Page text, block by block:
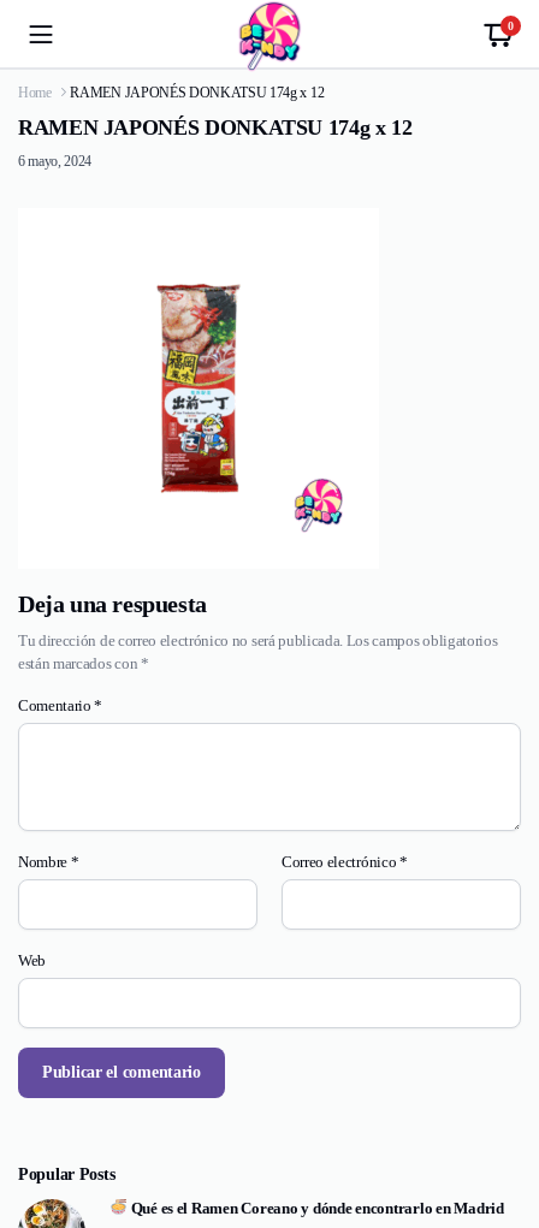
0
Home RAMEN JAPONÉS DONKATSU 174g x 12
RAMEN JAPONÉS DONKATSU 174g x 12
6 mayo, 2024
Deja una respuesta
Tu dirección de correo electrónico no será publicada. Los campos obligatorios
están marcados con *
Comentario*
Nombre * Correo electrónico *
Web
Popular Posts
Qué es el Ramen Coreano y dónde encontrarlo en Madrid